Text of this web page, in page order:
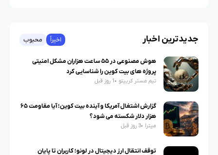
جدیدترین اخبار اخیراً محبوب
هوش مصنوعی در ۵۵ ساعت هزاران مشکل امنیتی
پروژه های بیت کوین را شناسایی کرد
تیم مستر کریپتو 1 روز قبل
گزارش اشتغال آمریکا و آینده بیت کوین؛ آیا مقاومت ۶۵
هزار دلار شکسته می شود؟
میترا 3 روز قبل
توقف انتقال ارز دیجیتال در لونو؛ کاربران تا پایان